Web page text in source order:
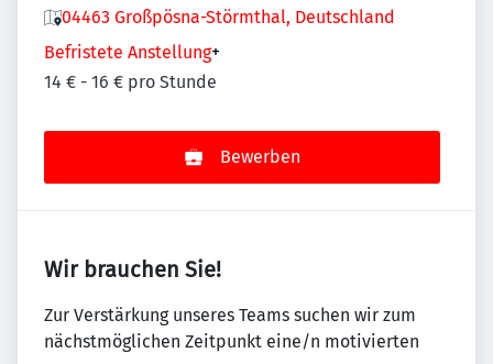
04463 Großpösna-Störmthal, Deutschland
Befristete Anstellung+
14 € - 16 € pro Stunde
Bewerben
Wir brauchen Sie!
Zur Verstärkung unseres Teams suchen wir zum
nächstmöglichen Zeitpunkt eine/n motivierten